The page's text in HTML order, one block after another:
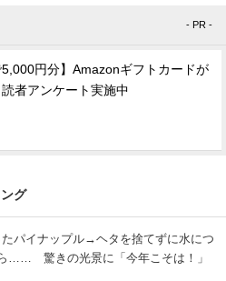
- PR -
5,000円分】Amazonギフトカードが
者アンケート実施中
グ
たパイナップル→ヘタを捨てずに水につ
…… 驚きの光景に「今年こそは！」